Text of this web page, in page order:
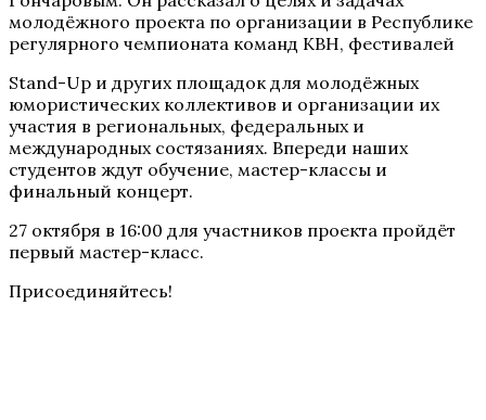
молодёжного проекта по организации в Республике
регулярного чемпионата команд КВН, фестивалей
Stand-Up и других площадок для молодёжных
юмористических коллективов и организации их
участия в региональных, федеральных и
международных состязаниях. Впереди наших
студентов ждут обучение, мастер-классы и
финальный концерт.
27 октября в 16:00 для участников проекта пройдёт
первый мастер-класс.
Присоединяйтесь!